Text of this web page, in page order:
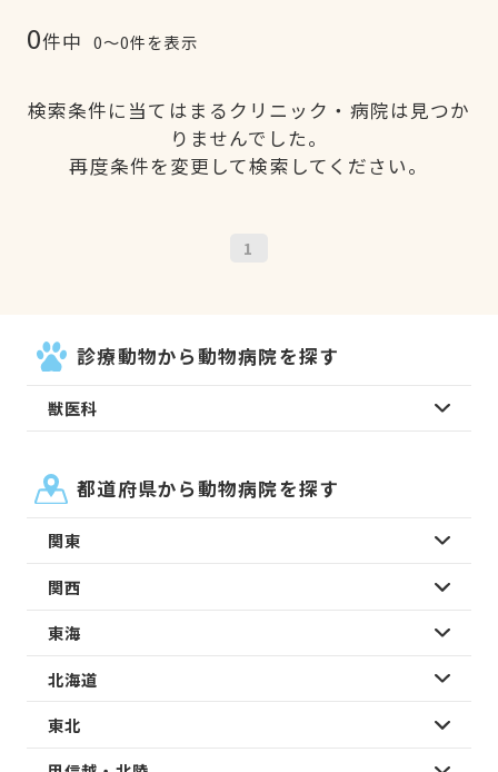
0件中 0〜0件を表示
検索条件に当てはまるクリニック・病院は見つか
りませんでした。
再度条件を変更して検索してください。
1
診療動物から動物病院を探す
獣医科
都道府県から動物病院を探す
関東
関西
東海
北海道
東北